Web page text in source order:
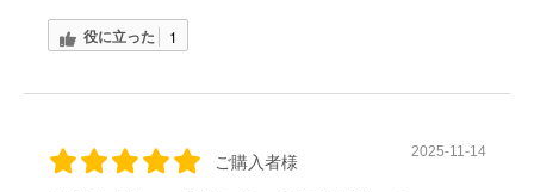
役に立った 1
ご購入者様
2025-11-14